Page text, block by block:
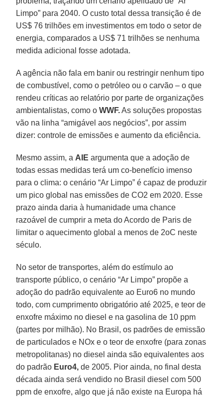
Limpo” para 2040. O custo total dessa transição é de
US$ 76 trilhões em investimentos em todo o setor de
energia, comparados a US$ 71 trilhões se nenhuma
medida adicional fosse adotada.
A agência não fala em banir ou restringir nenhum tipo
de combustível, como o petróleo ou o carvão – o que
rendeu críticas ao relatório por parte de organizações
ambientalistas, como oWWF.As soluções propostas
vão na linha “amigável aos negócios”, por assim
dizer: controle de emissões e aumento da eficiência.
Mesmo assim, a AIE argumenta que a adoção de
todas essas medidas terá um co-benefício imenso
para o clima: o cenário “Ar Limpo” é capaz de produzir
um pico global nas emissões de CO2 em 2020. Esse
prazo ainda daria à humanidade uma chance
razoável de cumprir a meta do Acordo de Paris de
limitar o aquecimento global a menos de 2oC neste
século.
No setor de transportes, além do estímulo ao
transporte público, o cenário “Ar Limpo” propõe a
adoção do padrão equivalente ao Euro6 no mundo
todo, com cumprimento obrigatório até 2025, e teor de
enxofre máximo no diesel e na gasolina de 10 ppm
(partes por milhão). No Brasil, os padrões de emissão
de particulados e NOx e o teor de enxofre (para zonas
metropolitanas) no diesel ainda são equivalentes aos
do padrão Euro4, de 2005. Pior ainda, no final desta
década ainda será vendido no Brasil diesel com 500
ppm de enxofre, algo que já não existe na Europa há